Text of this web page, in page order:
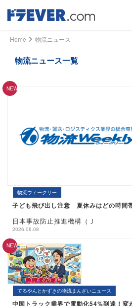
Home 物流ニュース
物流ニュース一覧
物流ウィークリー
子ども飛び出し注意 夏休みはどの時間
日本事故防止推進機構（Ｊ
2026.08.08
てるやんとかずきの物流まんざいニュース
中国トラック業界で電動化54%到達！変